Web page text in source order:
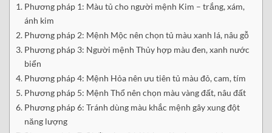
Phương pháp 1: Màu tủ cho người mệnh Kim – trắng, xám,
ánh kim
Phương pháp 2: Mệnh Mộc nên chọn tủ màu xanh lá, nâu gỗ
Phương pháp 3: Người mệnh Thủy hợp màu đen, xanh nước
biển
Phương pháp 4: Mệnh Hỏa nên ưu tiên tủ màu đỏ, cam, tím
Phương pháp 5: Mệnh Thổ nên chọn màu vàng đất, nâu đất
Phương pháp 6: Tránh dùng màu khắc mệnh gây xung đột
năng lượng